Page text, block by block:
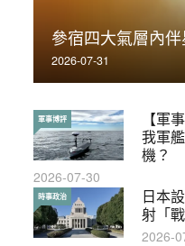
參宿四大氣層內
2026-07-31
【軍
我軍
機？
軍事博評
2026-07-30
日本
射「
時事政治
2026-
荃灣反黑組「砌
被控
2019-11-01
【輕
輕百科
2017-
【輕
覽8月
輕盤點
2019-